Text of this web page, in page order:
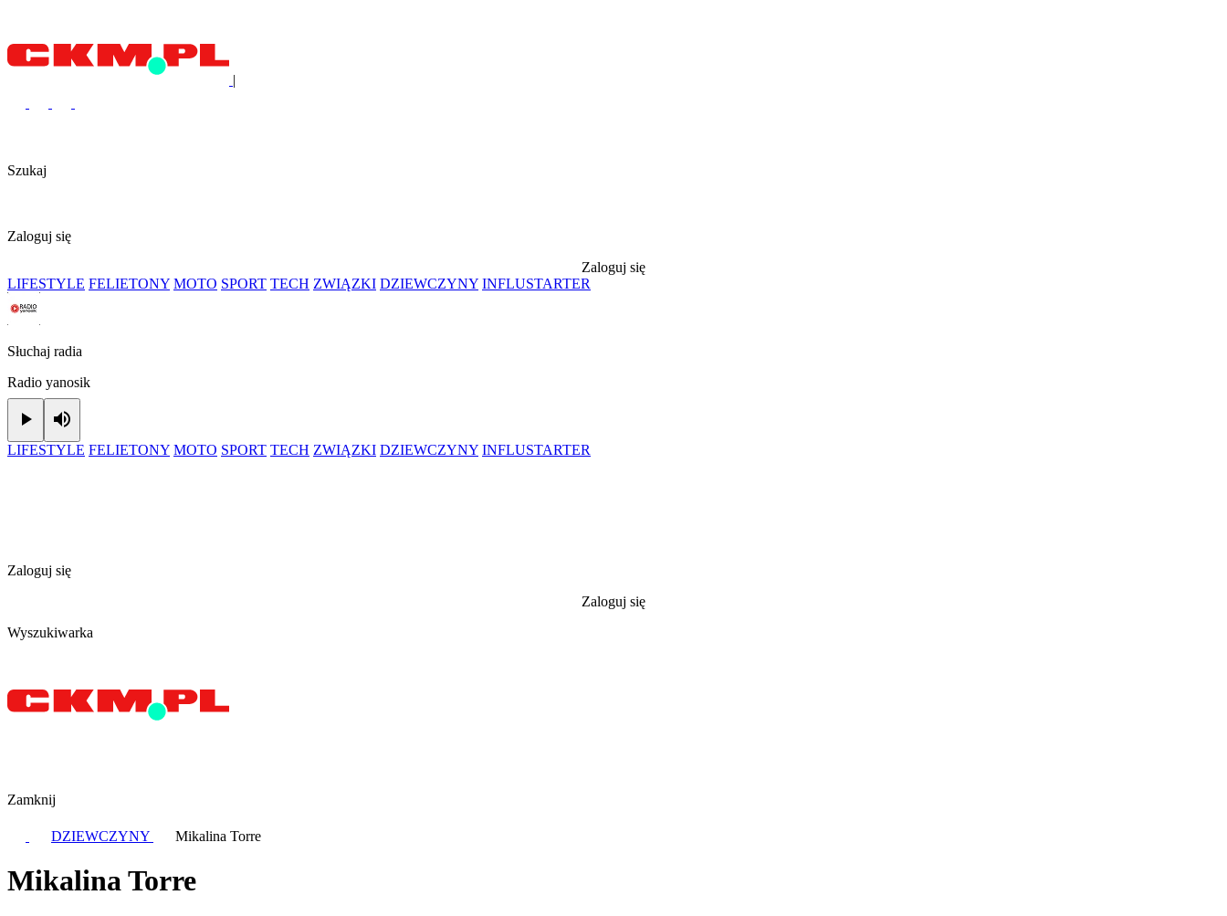
|
Szukaj
Zaloguj się
Zaloguj się
LIFESTYLE FELIETONY MOTO SPORT TECH ZWIĄZKI DZIEWCZYNY INFLUSTARTER
Słuchaj radia
Radio yanosik
Play
LIFESTYLE FELIETONY MOTO SPORT TECH ZWIĄZKI DZIEWCZYNY INFLUSTARTER
Zaloguj się
Zaloguj się
Wyszukiwarka
Zamknij
DZIEWCZYNY Mikalina Torre
Mikalina Torre